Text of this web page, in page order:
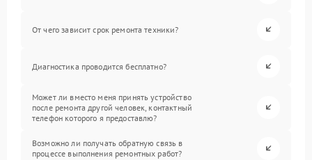
От чего зависит срок ремонта техники?
Диагностика проводится бесплатно?
Может ли вместо меня принять устройство
после ремонта другой человек, контактный
телефон которого я предоставлю?
Возможно ли получать обратную связь в
процессе выполнения ремонтных работ?